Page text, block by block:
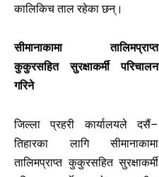
कालिकिच ताल रहेका छन्।
सीमानाकामा तालिमप्राप्त
कुकुरसहित सुरक्षाकर्मी परिचालन
गरिने
जिल्ला प्रहरी कार्यालयले दसैं–
तिहारका लागि सीमानाकामा
तालिमप्राप्त कुकुरसहित सुरक्षाकर्मी